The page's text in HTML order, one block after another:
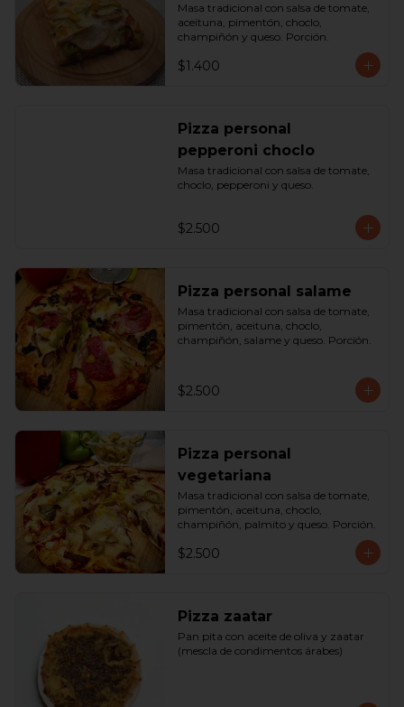
Masa tradicional con salsa de tomate,
aceituna, pimentón, choclo,
champiñón y queso. Porción.
$1.400
Pizza personal
pepperoni choclo
Masa tradicional con salsa de tomate,
choclo, pepperoni y queso.
$2.500
Pizza personal salame
Masa tradicional con salsa de tomate,
pimentón, aceituna, choclo,
champiñón, salame y queso. Porción.
$2.500
Pizza personal
vegetariana
Masa tradicional con salsa de tomate,
pimentón, aceituna, choclo,
champiñón, palmito y queso. Porción.
$2.500
Pizza zaatar
Pan pita con aceite de oliva y zaatar
(mescla de condimentos árabes)